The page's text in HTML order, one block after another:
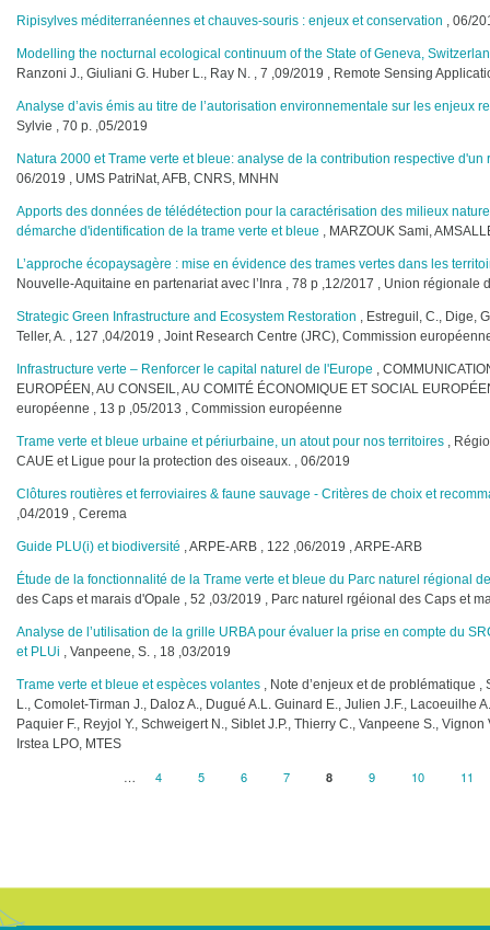
Ripisylves méditerranéennes et chauves-souris : enjeux et conservation , 06/
Modelling the nocturnal ecological continuum of the State of Geneva,
Ranzoni J., Giuliani G. Huber L., Ray N. , 7 ,09/2019 , Remote Sensing
Analyse d’avis émis au titre de l’autorisation environnementale sur les enjeux
Sylvie , 70 p. ,05/2019
Natura 2000 et Trame verte et bleue: analyse de la contribution respective d'un
06/2019 , UMS PatriNat, AFB, CNRS, MNHN
Apports des données de télédétection pour la caractérisation des milieux
démarche d'identification de la trame verte et bleue , MARZOUK Sami,
L’approche écopaysagère : mise en évidence des trames vertes dans les
Nouvelle-Aquitaine en partenariat avec l’Inra , 78 p ,12/2017 , Union régionale
Strategic Green Infrastructure and Ecosystem Restoration , Estreguil, C., Dige,
Teller, A. , 127 ,04/2019 , Joint Research Centre (JRC), Commission
Infrastructure verte – Renforcer le capital naturel de l'Europe ,
EUROPÉEN, AU CONSEIL, AU COMITÉ ÉCONOMIQUE ET SOCIAL
européenne , 13 p ,05/2013 , Commission européenne
Trame verte et bleue urbaine et périurbaine, un atout pour nos territoires ,
CAUE et Ligue pour la protection des oiseaux. , 06/2019
Clôtures routières et ferroviaires & faune sauvage - Critères de choix et
,04/2019 , Cerema
Guide PLU(i) et biodiversité , ARPE-ARB , 122 ,06/2019 , ARPE-ARB
Étude de la fonctionnalité de la Trame verte et bleue du Parc naturel régional
des Caps et marais d'Opale , 52 ,03/2019 , Parc naturel rgéional des Caps et
Analyse de l’utilisation de la grille URBA pour évaluer la prise en compte du
et PLUi , Vanpeene, S. , 18 ,03/2019
Trame verte et bleue et espèces volantes , Note d’enjeux et de problématique
L., Comolet-Tirman J., Daloz A., Dugué A.L. Guinard E., Julien J.F., Lacoeuilhe
Paquier F., Reyjol Y., Schweigert N., Siblet J.P., Thierry C., Vanpeene S.,
Irstea LPO, MTES
… Page
4 Page
5 Page
6 Page
7
Current
8 Page
9 Page
10 Page
11